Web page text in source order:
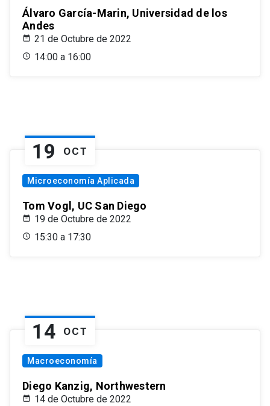
Álvaro García-Marin, Universidad de los
Andes
21 de Octubre de 2022
14:00 a 16:00
19 OCT
Microeconomía Aplicada
Tom Vogl, UC San Diego
19 de Octubre de 2022
15:30 a 17:30
14 OCT
Macroeconomía
Diego Kanzig, Northwestern
14 de Octubre de 2022